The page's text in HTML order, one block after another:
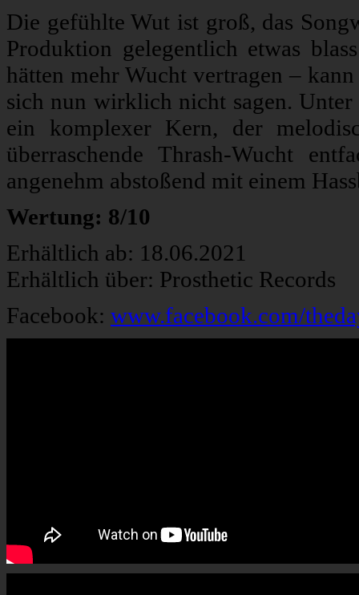
Die gefühlte Wut ist groß, das
Produktion gelegentlich etwas
hätten mehr Wucht vertragen –
sich nun wirklich nicht sagen.
ein komplexer Kern, der
überraschende Thrash-Wucht
angenehm abstoßend mit einem
Wertung: 8/10
Erhältlich ab: 18.06.2021
Erhältlich über: Prosthetic Records
Facebook: www.facebook.com/